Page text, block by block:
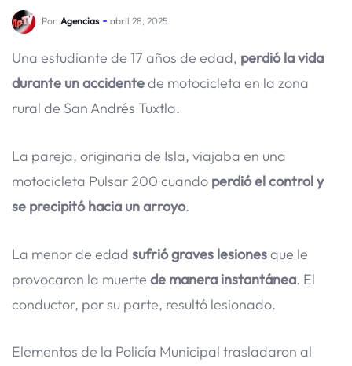
Por Agencias abril 28, 2025
Una estudiante de 17 años de edad, perdió la vida
durante un accidentede motocicleta en la zona
rural de San Andrés Tuxtla.
La pareja, originaria de Isla, viajaba en una
motocicleta Pulsar 200 cuando perdió el control y
se precipitó hacia un arroyo.
La menor de edad sufrió graves lesionesque le
provocaron la muerte de manera instantánea. El
conductor, por su parte, resultó lesionado.
Elementos de la Policía Municipal trasladaron al